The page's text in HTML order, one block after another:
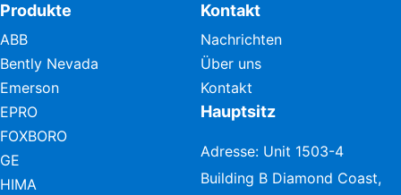
Produkte
ABB
Bently Nevada
Emerson
EPRO
FOXBORO
GE
HIMA
Kontakt
Nachrichten
Über uns
Kontakt
Hauptsitz
Adresse: Unit 1503-4
Building B Diamond Coast,